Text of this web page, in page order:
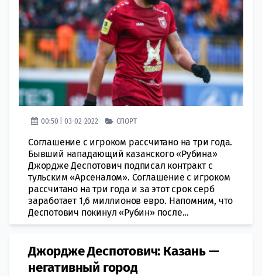
00:50 | 03-02-2022 СПОРТ
Соглашение с игроком рассчитано на три года.
Бывший нападающий казанского «Рубина»
Джордже Деспотович подписал контракт с
тульским «Арсеналом». Соглашение с игроком
рассчитано на три года и за этот срок серб
заработает 1,6 миллионов евро. Напомним, что
Деспотович покинул «Рубин» после...
Джордже Деспотович: Казань —
негативный город